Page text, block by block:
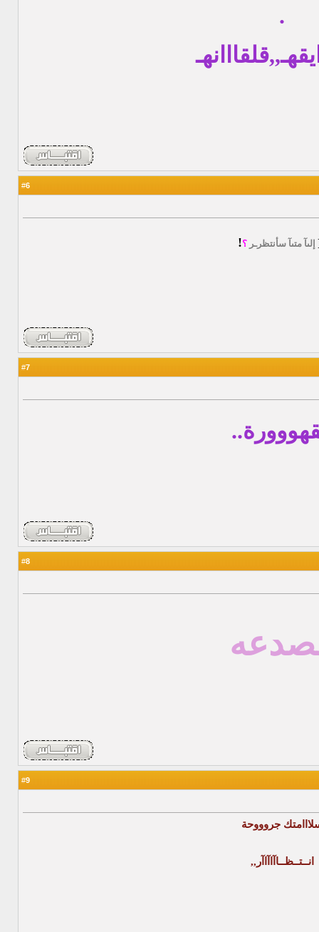
.
6
إلىآ متىآ سأنتظرـر ؟!
7
8
9
جروووحة
انــتــظــاآاآاآر,,